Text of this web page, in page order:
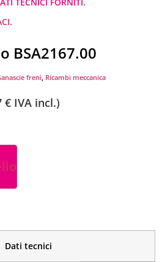
.
BSA2167.00
freni, Ricambi meccanica
€ IVA incl.)
Dati tecnici